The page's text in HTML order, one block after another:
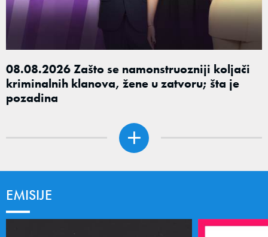
08.08.2026 Zašto se namonstruozniji koljači
kriminalnih klanova, žene u zatvoru; šta je
pozadina
EMISIJE